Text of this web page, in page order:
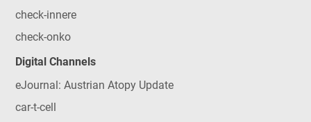
check-innere
check-onko
Digital Channels
eJournal: Austrian Atopy Update
car-t-cell